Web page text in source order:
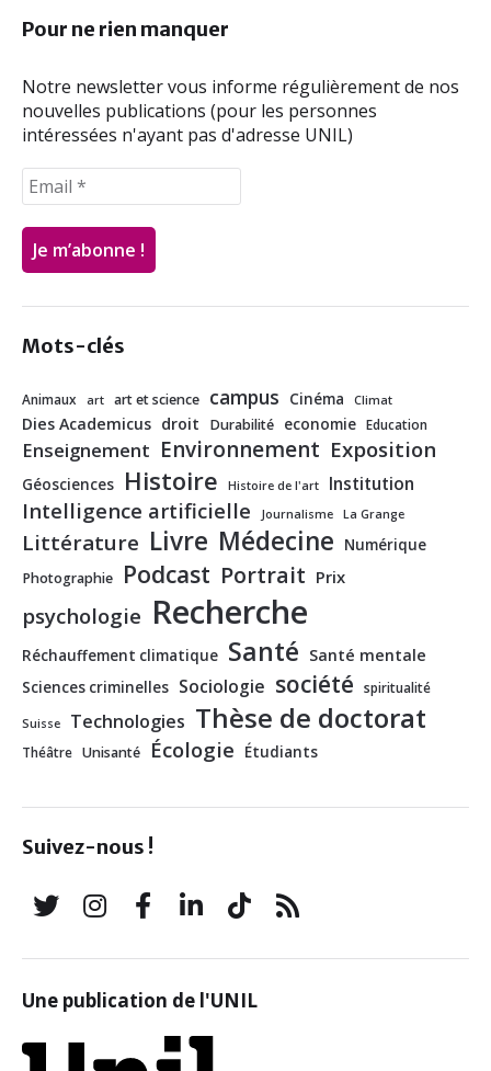
Pour ne rien manquer
Notre newsletter vous informe régulièrement de nos
nouvelles publications (pour les personnes
intéressées n'ayant pas d'adresse UNIL)
Mots-clés
Animaux art art et science campus Cinéma Climat
Dies Academicus droit Durabilité economie Education
Enseignement Environnement Exposition
Géosciences Histoire Histoire de l'art Institution
Intelligence artificielle Journalisme La Grange
Littérature Livre Médecine Numérique
Photographie Podcast Portrait Prix
psychologie Recherche
Réchauffement climatique Santé Santé mentale
Sciences criminelles Sociologie société spiritualité
Suisse Technologies Thèse de doctorat
Théâtre Unisanté Écologie Étudiants
Suivez-nous !
Une publication de l'UNIL